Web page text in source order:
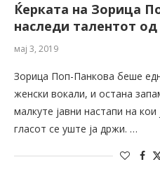
Ќерката на Зорица
наследи талентот
мај 3, 2019
Зорица Поп-Панкова беше
женски вокали, и остана
малкуте јавни настапи на
гласот се уште ја држи. …